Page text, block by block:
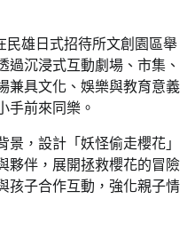
雄日式招待所文創園區舉
沉浸式互動劇場、市集、
兼具文化、娛樂與教育意義
手前來同樂。
，設計「妖怪偷走櫻花」
夥伴，展開拯救櫻花的冒險
孩子合作互動，強化親子情